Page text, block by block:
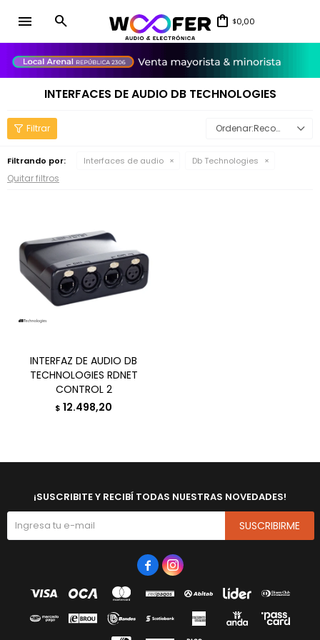
menu $0,00
INTERFACES DE AUDIO DB TECHNOLOGIES
Recomendados
Filtrando por: Interfaces de audio Db Technologies
Quitar filtros
INTERFAZ DE AUDIO DB
TECHNOLOGIES RDNET
CONTROL 2
$ 12.498,20
¡SUSCRIBITE Y RECIBÍ TODAS NUESTRAS NOVEDADES!
SUSCRIBIRME
 
close